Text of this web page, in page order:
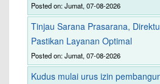
Posted on: Jumat, 07-08-2026
Tinjau Sarana Prasarana,
Pastikan Layanan Optimal
Posted on: Jumat, 07-08-2026
Kudus mulai urus izin